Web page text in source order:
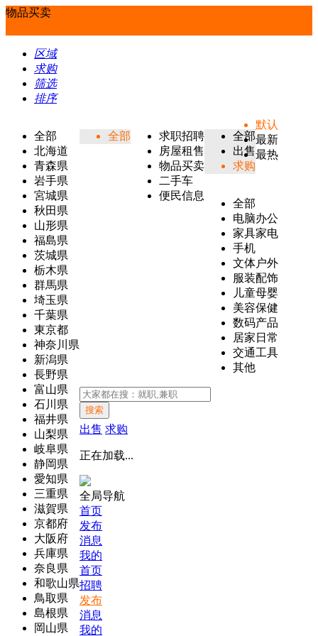
物品买卖
区域
求购
筛选
排序
全部
北海道
青森県
岩手県
宮城県
秋田県
山形県
福島県
茨城県
栃木県
群馬県
埼玉県
千葉県
東京都
神奈川県
新潟県
長野県
富山県
石川県
福井県
山梨県
岐阜県
静岡県
愛知県
三重県
滋賀県
京都府
大阪府
兵庫県
奈良県
和歌山県
鳥取県
島根県
岡山県
全部
求职招聘
房屋租售
物品买卖
二手车
便民信息
全部
出售
求购
全部
电脑办公
家具家电
手机
文体户外
服装配饰
儿童母婴
美容保健
数码产品
居家日常
交通工具
其他
默认
最新
最热
搜索
出售 求购
正在加载...
全局导航
首页
发布
消息
我的
首页
招聘
发布
消息
我的